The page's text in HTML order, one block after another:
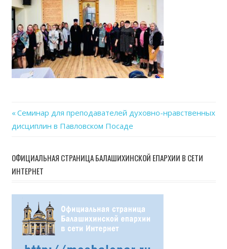
Навигация
записям
Previous
Post:
Семинар для преподавателей духовно-нравственных
дисциплин в Павловском Посаде
ОФИЦИАЛЬНАЯ СТРАНИЦА БАЛАШИХИНСКОЙ ЕПАРХИИ В СЕТИ
ИНТЕРНЕТ